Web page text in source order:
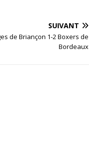
SUIVANT
de Briançon 1-2 Boxers de
Bordeaux